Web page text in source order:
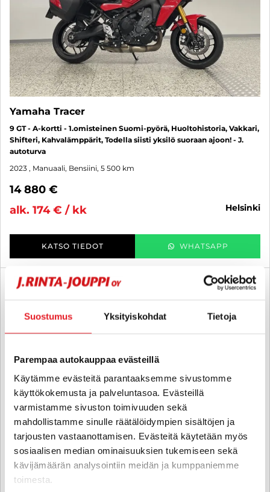
Suostumus Yksityiskohdat Tietoja
Parempaa autokauppaa evästeillä
Käytämme evästeitä parantaaksemme sivustomme
käyttökokemusta ja palveluntasoa. Evästeillä
varmistamme sivuston toimivuuden sekä
mahdollistamme sinulle räätälöidympien sisältöjen ja
tarjousten vastaanottamisen. Evästeitä käytetään myös
sosiaalisen median ominaisuuksien tukemiseen sekä
kävijämäärän analysointiin meidän ja kumppaniemme
toimesta.
Yamaha Tracer
9 GT - A-kortti - 1.omisteinen Suomi-pyörä, Huoltohistoria, Vakkari,
Shifteri, Kahvalämppärit, Todella siisti yksilö suoraan ajoon! - J.
autoturva
2023 , Manuaali, Bensiini, 5 500 km
14 880 €
alk. 174 € / kk
helsinki
KATSO TIEDOT WHATSAPP
3 kk lyhennysvapaa
Yamaha TRACER